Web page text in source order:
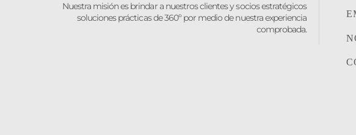
Nuestra misión es brindar a nuestros clientes y socios estratégicos
soluciones prácticas de 360º por medio de nuestra experiencia
comprobada.